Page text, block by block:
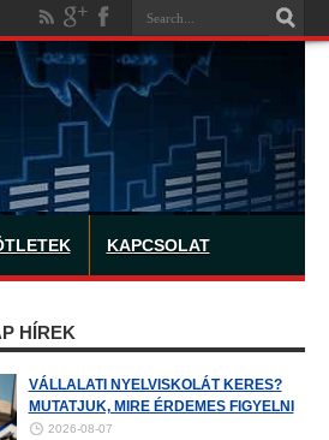
KAPCSOLAT
HÍREK
VÁLLALATI NYELVISKOLÁT KERES?
MUTATJUK, MIRE ÉRDEMES FIGYELNI
2026-08-07